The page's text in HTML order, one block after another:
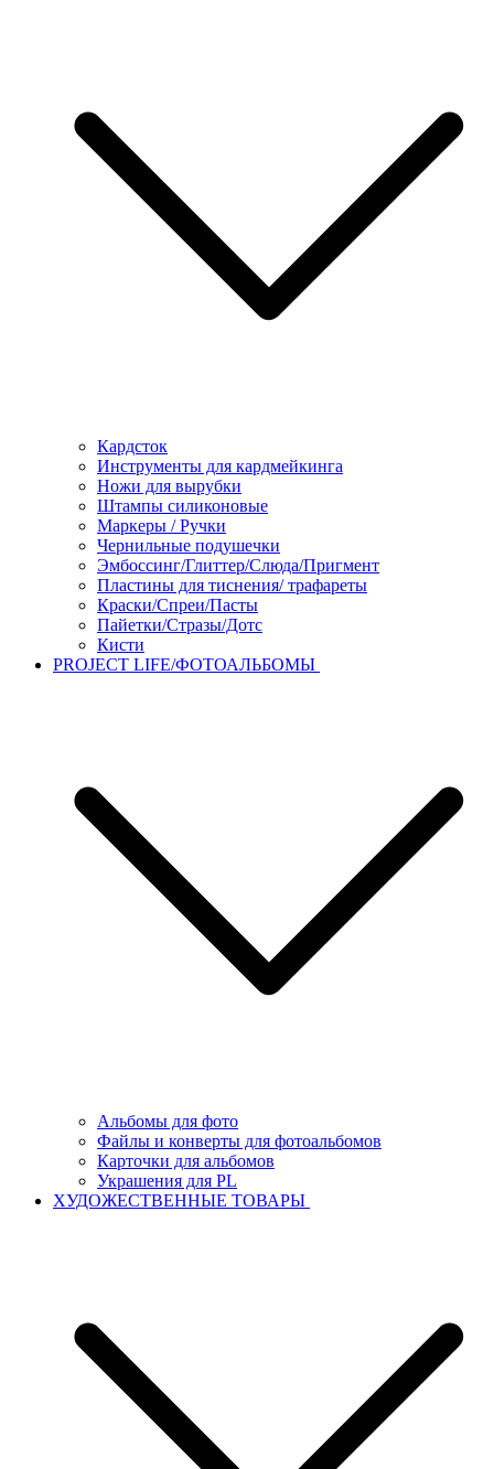
Кардсток
Инструменты для кардмейкинга
Ножи для вырубки
Штампы силиконовые
Маркеры / Ручки
Чернильные подушечки
Эмбоссинг/Глиттер/Слюда/Пригмент
Пластины для тиснения/ трафареты
Краски/Спреи/Пасты
Пайетки/Стразы/Дотс
Кисти
PROJECT LIFE/ФОТОАЛЬБОМЫ
Альбомы для фото
Файлы и конверты для фотоальбомов
Карточки для альбомов
Украшения для PL
ХУДОЖЕСТВЕННЫЕ ТОВАРЫ